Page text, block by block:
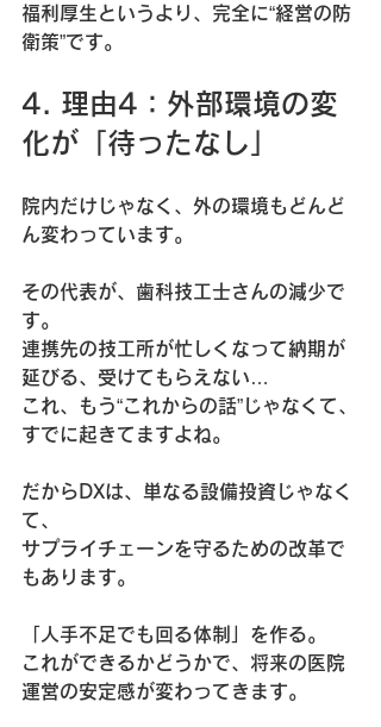
福利厚生というより、完全に“経営の防
衛策”です。
4. 理由4：外部環境の変
化が「待ったなし」
院内だけじゃなく、外の環境もどんど
ん変わっています。
その代表が、 歯科技工士さんの減少で
す。
連携先の技工所が忙しくなって納期が
延びる、受けてもらえない…
これ、もう“これからの話”じゃなくて、
すでに起きてますよね。
だからDXは、単なる設備投資じゃなく
て、
サプライチェーンを守るための改革で
もあります。
「人手不足でも回る体制」を作る。
これができるかどうかで、将来の医院
運営の安定感が変わってきます。